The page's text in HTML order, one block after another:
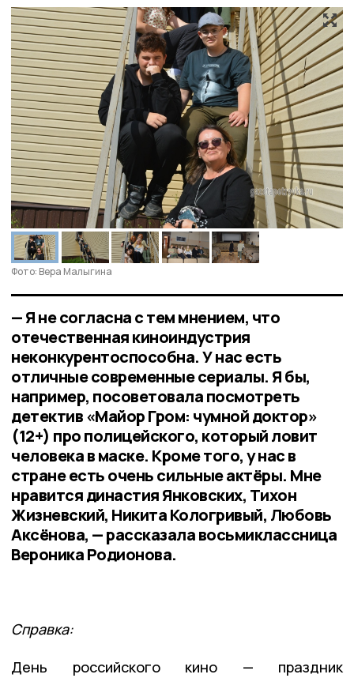
Фото: Вера Малыгина
— Я не согласна с тем мнением, что
отечественная киноиндустрия
неконкурентоспособна. У нас есть
отличные современные сериалы. Я бы,
например, посоветовала посмотреть
детектив «Майор Гром: чумной доктор»
(12+) про полицейского, который ловит
человека в маске. Кроме того, у нас в
стране есть очень сильные актёры. Мне
нравится династия Янковских, Тихон
Жизневский, Никита Кологривый, Любовь
Аксёнова, — рассказала восьмиклассница
Вероника Родионова.
Справка:
День российского кино — праздник